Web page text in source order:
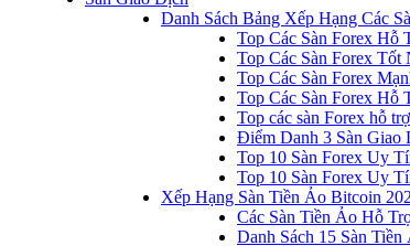
Danh Sách Bảng Xếp Hạng Các
Top Các Sàn Forex Hỗ
Top Các Sàn Forex Tốt
Top Các Sàn Forex
Top Các Sàn Forex
Top các sàn Forex hỗ
Điểm Danh 3 Sàn Giao
Top 10 Sàn Forex Uy
Top 10 Sàn Forex Uy
Xếp Hạng Sàn Tiền Ảo Bitcoin
Các Sàn Tiền Ảo Hỗ
Danh Sách 15 Sàn